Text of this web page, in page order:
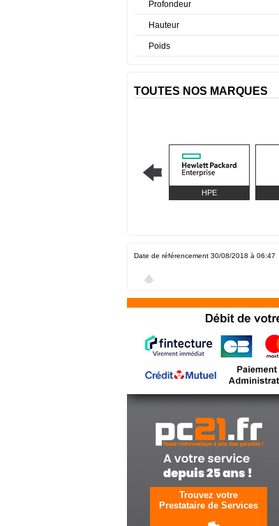
Profondeur
Hauteur
Poids
TOUTES NOS MARQUES
HPE
Date de référencement 30/08/2018 à 06:47
Trouvez votre
Prestataire de Services